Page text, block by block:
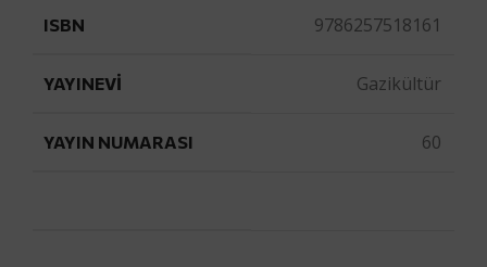
ISBN 9786257518161
YAYINEVI Gazikültür
YAYIN NUMARASI 60